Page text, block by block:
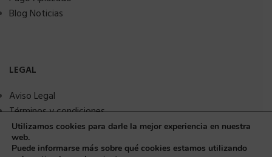
Blog Noticias
LEGAL
Aviso Legal
Términos y condiciones
Política de privacidad
Política de Cookies
Utilizamos cookies para darle la mejor experiencia en nuestra
web.
Puede informarse más sobre qué cookies estamos utilizando